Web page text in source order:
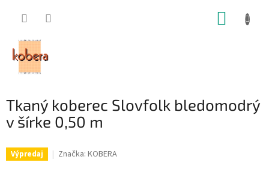
Tkaný koberec Slovfolk bledomodrý
v šírke 0,50 m
Výpredaj Značka: KOBERA